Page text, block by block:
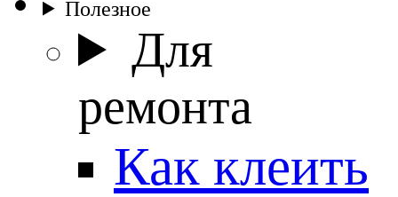
Полезное
Для
ремонта
Как клеить